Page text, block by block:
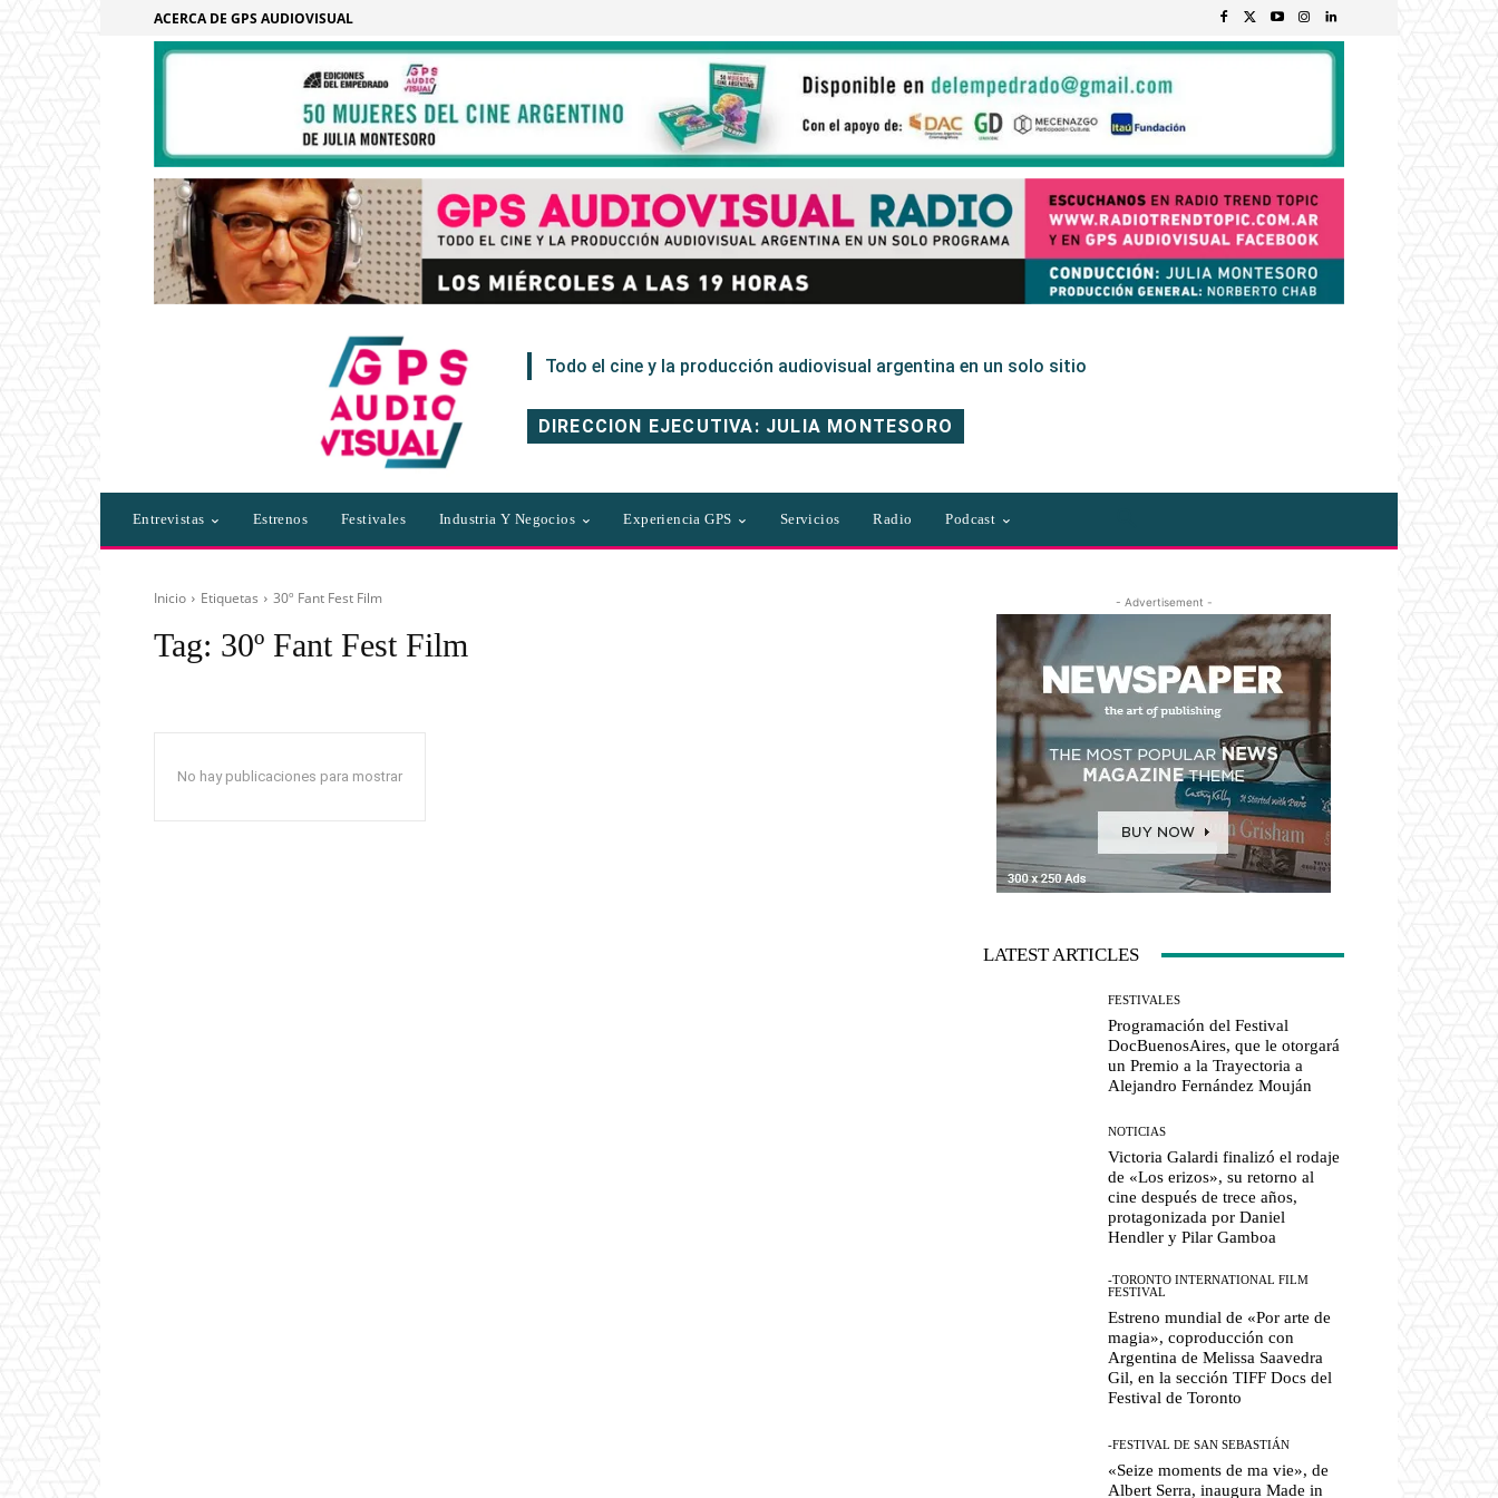
ACERCA DE GPS AUDIOVISUAL
Todo el cine y la producción audiovisual argentina en un solo sitio
DIRECCION EJECUTIVA: JULIA MONTESORO
Entrevistas Estrenos Festivales Industria Y Negocios Experiencia GPS Servicios Radio Podcast
Inicio Etiquetas 30º Fant Fest Film
Tag: 30º Fant Fest Film
No hay publicaciones para mostrar
- Advertisement -
LATEST ARTICLES
FESTIVALES
Programación del Festival
DocBuenosAires, que le otorgará
un Premio a la Trayectoria a
Alejandro Fernández Mouján
NOTICIAS
Victoria Galardi finalizó el rodaje
de «Los erizos», su retorno al
cine después de trece años,
protagonizada por Daniel
Hendler y Pilar Gamboa
-TORONTO INTERNATIONAL FILM
FESTIVAL
Estreno mundial de «Por arte de
magia», coproducción con
Argentina de Melissa Saavedra
Gil, en la sección TIFF Docs del
Festival de Toronto
-FESTIVAL DE SAN SEBASTIÁN
«Seize moments de ma vie», de
Albert Serra, inaugura Made in